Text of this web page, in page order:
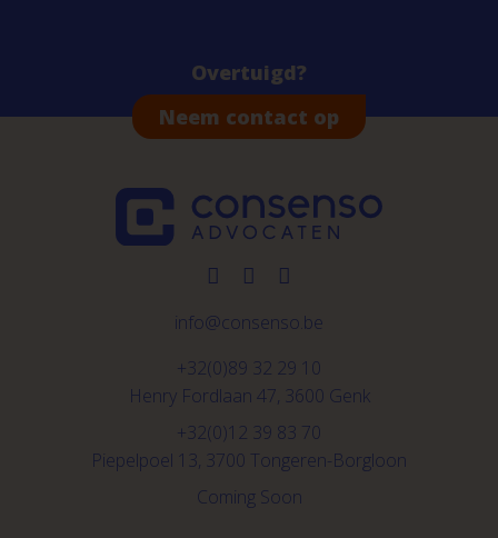
Overtuigd?
Neem contact op
info@consenso.be
+32(0)89 32 29 10
Henry Fordlaan 47, 3600 Genk
+32(0)12 39 83 70
Piepelpoel 13, 3700 Tongeren-Borgloon
Coming Soon